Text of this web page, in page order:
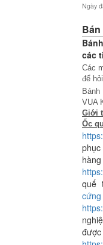
Ngày
các
Các
để
Bánh
VUA
Giới
Ốc
quế
cứng
được